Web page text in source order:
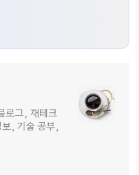
그, 재테크
, 기술 공부,